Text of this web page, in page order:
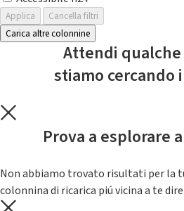
Applica
Cancella filtri
Carica altre colonnine
Attendi
stiamo
Prova a esplorare
Non abbiamo trovato risultati per la
colonnina di ricarica piú vicina a te